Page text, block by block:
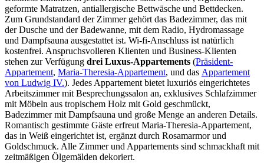
geformte Matratzen, antiallergische Bettwäsche und Bettdecken.
Zum Grundstandard der Zimmer gehört das Badezimmer, das mit
der Dusche und der Badewanne, mit dem Radio, Hydromassage
und Dampfsauna ausgestattet ist. Wi-fi-Anschluss ist natürlich
kostenfrei. Anspruchsvolleren Klienten und Business-Klienten
stehen zur Verfügung drei Luxus-Appartements (Präsident-
Appartement, Maria-Theresia-Appartement, und das Appartement
von Ludwig IV.). Jedes Appartement bietet luxuriös eingerichtetes
Arbeitszimmer mit Besprechungssalon an, exklusives Schlafzimmer
mit Möbeln aus tropischem Holz mit Gold geschmückt,
Badezimmer mit Dampfsauna und große Menge an anderen Details.
Romantisch gestimmte Gäste erfreut Maria-Theresia-Appartement,
das in Weiß eingerichtet ist, ergänzt durch Rosamarmor und
Goldschmuck. Alle Zimmer und Appartements sind schmackhaft mit
zeitmäßigen Ölgemälden dekoriert.